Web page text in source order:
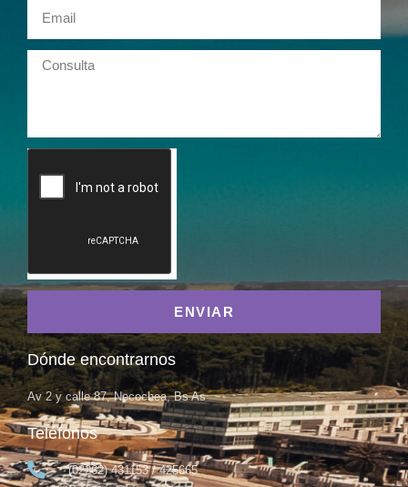
ENVIAR
Dónde encontrarnos
Av 2 y calle 87, Necochea, Bs As
Teléfonos
(02262) 431153 / 425665